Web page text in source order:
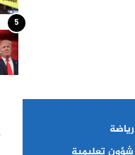
5
رياضة
شؤون تعليمية